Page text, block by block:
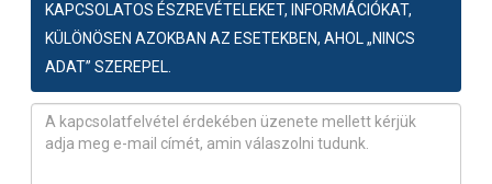
KAPCSOLATOS ÉSZREVÉTELEKET, INFORMÁCIÓKAT,
KÜLÖNÖSEN AZOKBAN AZ ESETEKBEN, AHOL „NINCS
ADAT” SZEREPEL.